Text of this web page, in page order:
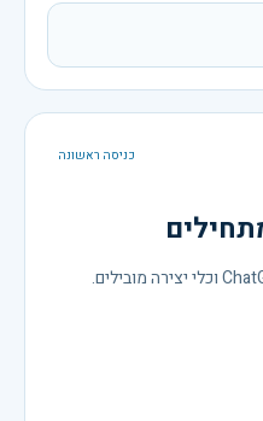
כניסה ראשונה